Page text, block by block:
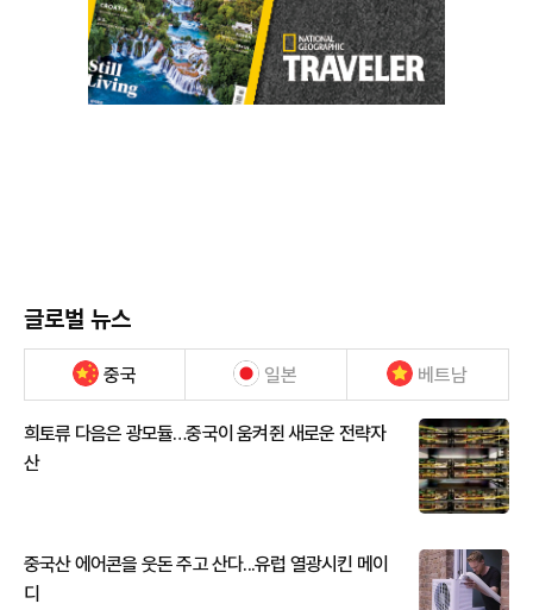
글로벌 뉴스
중국 일본 베트남
희토류 다음은 광모듈…중국이 움켜쥔 새로운 전략자
산
중국산 에어콘을 웃돈 주고 산다...유럽 열광시킨 메이
디